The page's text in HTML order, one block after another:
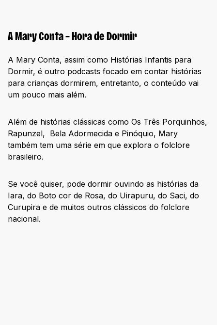
A Mary Conta – Hora de Dormir
A Mary Conta, assim como Histórias Infantis para
Dormir, é outro podcasts focado em contar histórias
para crianças dormirem, entretanto, o conteúdo vai
um pouco mais além.
Além de histórias clássicas como Os Três Porquinhos,
Rapunzel, Bela Adormecida e Pinóquio, Mary
também tem uma série em que explora o folclore
brasileiro.
Se você quiser, pode dormir ouvindo as histórias da
Iara, do Boto cor de Rosa, do Uirapuru, do Saci, do
Curupira e de muitos outros clássicos do folclore
nacional.